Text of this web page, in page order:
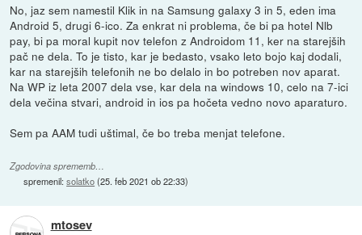
No, jaz sem namestil Klik in na Samsung galaxy 3 in 5, eden ima
Android 5, drugi 6-ico. Za enkrat ni problema, če bi pa hotel Nlb
pay, bi pa moral kupit nov telefon z Androidom 11, ker na starejših
pač ne dela. To je tisto, kar je bedasto, vsako leto bojo kaj dodali,
kar na starejših telefonih ne bo delalo in bo potreben nov aparat.
Na WP iz leta 2007 dela vse, kar dela na windows 10, celo na 7-ici
dela večina stvari, android in ios pa hočeta vedno novo aparaturo.
Sem pa AAM tudi uštimal, če bo treba menjat telefone.
Zgodovina sprememb…
spremenil:solatko(25. feb 2021 ob 22:33)
mtosev